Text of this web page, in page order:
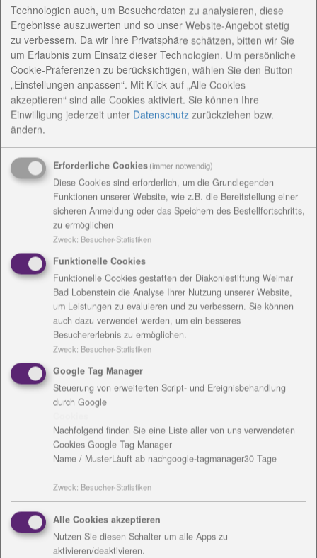
30 Jahre Diakonie in Blankenhain
>>> zur Festschr
ift
AnsprechpartnerInnen
Konzeptionelle Arbeit
Angebote / Kosten
Einrichtungsanschrift /
Rechnungsanschrift
Kontakt
Simone Dudda
Kesselstraße 4
99444 Blankenhain / Keßlar
Tel.: 036459 - 62277
Fax: 036459 - 63929
Technologien auch, um Besucherdaten zu analysieren, diese
Ergebnisse auszuwerten und so unser Website-Angebot stetig
zu verbessern. Da wir Ihre Privatsphäre schätzen, bitten wir Sie
um Erlaubnis zum Einsatz dieser Technologien. Um persönliche
Cookie-Präferenzen zu berücksichtigen, wählen Sie den Button
„Einstellungen anpassen“. Mit Klick auf „Alle Cookies
akzeptieren“ sind alle Cookies aktiviert. Sie können Ihre
Einwilligung jederzeit unter Datenschutz zurückziehen bzw.
ändern.
Erforderliche Cookies(immer notwendig)
Diese Cookies sind erforderlich, um die Grundlegenden
Funktionen unserer Website, wie z.B. die Bereitstellung einer
sicheren Anmeldung oder das Speichern des Bestellfortschritts,
zu ermöglichen
Zweck: Besucher-Statistiken
Funktionelle Cookies
Funktionelle Cookies gestatten der Diakoniestiftung Weimar
Bad Lobenstein die Analyse Ihrer Nutzung unserer Website,
um Leistungen zu evaluieren und zu verbessern. Sie können
auch dazu verwendet werden, um ein besseres
Besuchererlebnis zu ermöglichen.
Zweck: Besucher-Statistiken
Google Tag Manager
Steuerung von erweiterten Script- und Ereignisbehandlung
durch Google
Nachfolgend finden Sie eine Liste aller von uns verwendeten
Cookies Google Tag Manager
Name / MusterLäuft ab nachgoogle-tagmanager30 Tage
Zweck: Besucher-Statistiken
Alle Cookies akzeptieren
Nutzen Sie diesen Schalter um alle Apps zu
aktivieren/deaktivieren.